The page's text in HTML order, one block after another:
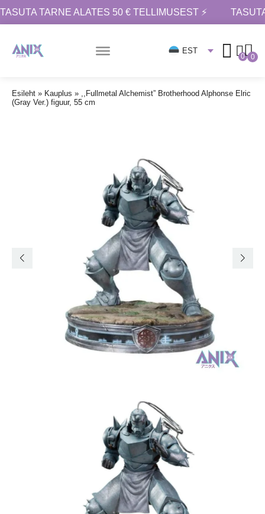
TASUTA TARNE ALATES 50 € TELLIMUSEST ⚡
EST
0 0
Esileht » Kauplus » ,,Fullmetal Alchemist” Brotherhood Alphonse Elric
(Gray Ver.) figuur, 55 cm